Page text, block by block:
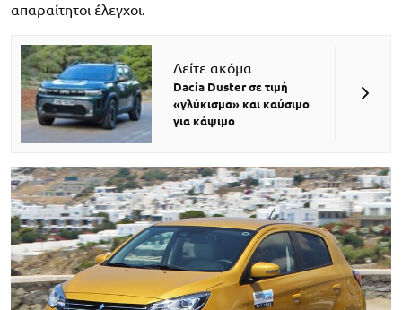
απαραίτητοι έλεγχοι.
Δείτε ακόμα
Dacia Duster σε τιμή
«γλύκισμα» και καύσιμο
για κάψιμο